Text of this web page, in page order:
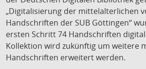
„Digitalisierung der mittelalterlichen
Handschriften der SUB Göttingen“
ersten Schritt 74 Handschriften
Kollektion wird zukünftig um weitere
Handschriften erweitert werden.